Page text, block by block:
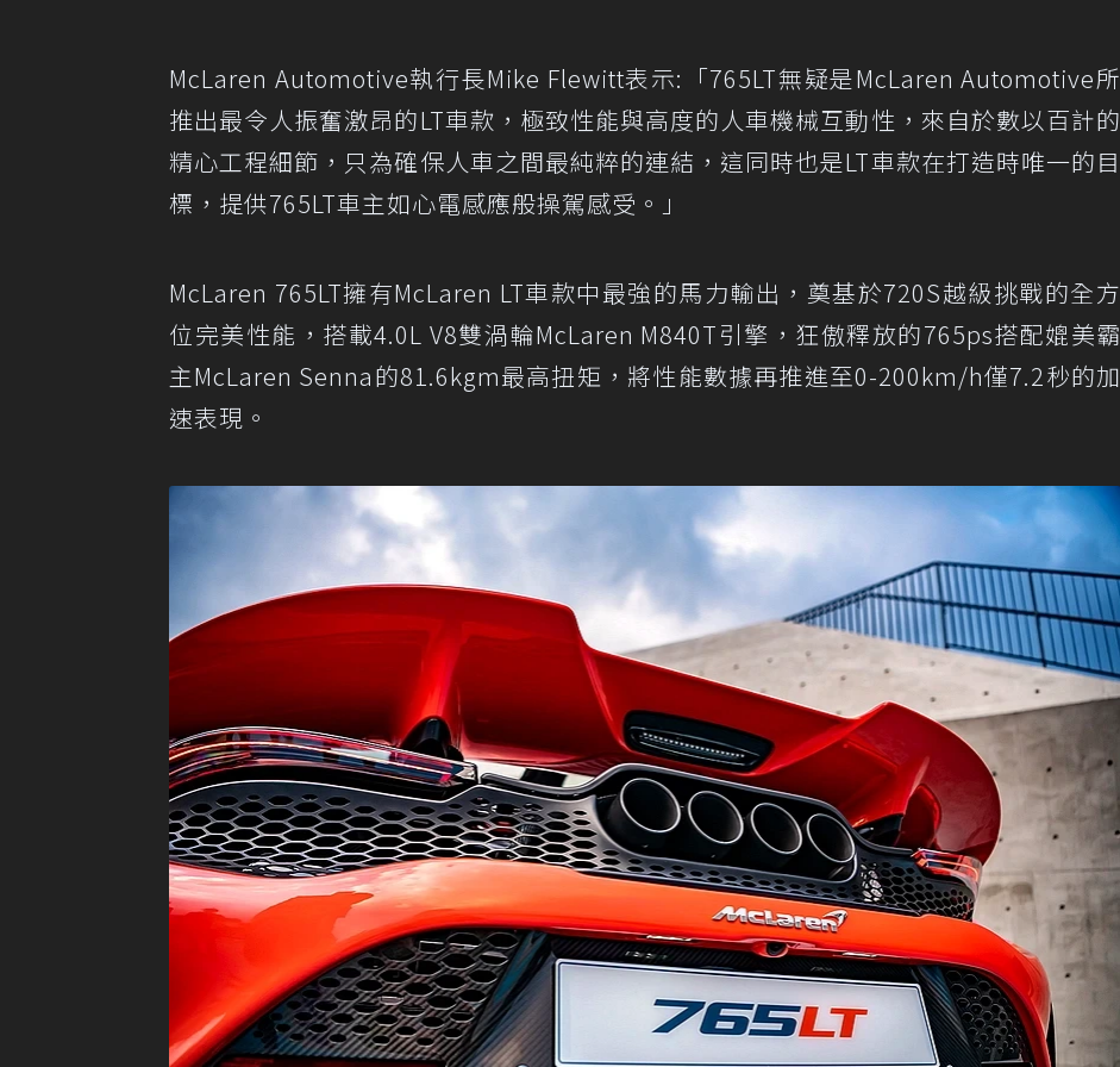
McLaren Automotive執行長Mike Flewitt表示:「765LT無疑是McLaren Automotive所
推出最令人振奮激昂的LT車款，極致性能與高度的人車機械互動性，來自於數以百計的
精心工程細節，只為確保人車之間最純粹的連結，這同時也是LT車款在打造時唯一的目
標，提供765LT車主如心電感應般操駕感受。」
McLaren 765LT擁有McLaren LT車款中最強的馬力輸出，奠基於720S越級挑戰的全方
位完美性能，搭載4.0L V8雙渦輪McLaren M840T引擎，狂傲釋放的765ps搭配媲美霸
主McLaren Senna的81.6kgm最高扭矩，將性能數據再推進至0-200km/h僅7.2秒的加
速表現。